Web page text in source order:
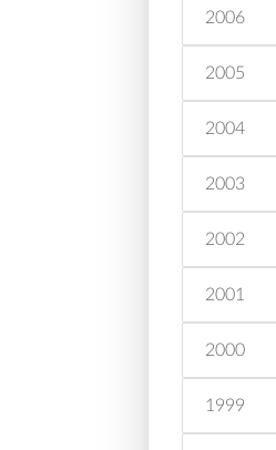
2006
2005
2004
2003
2002
2001
2000
1999